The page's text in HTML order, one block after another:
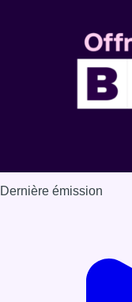
Dernière émission